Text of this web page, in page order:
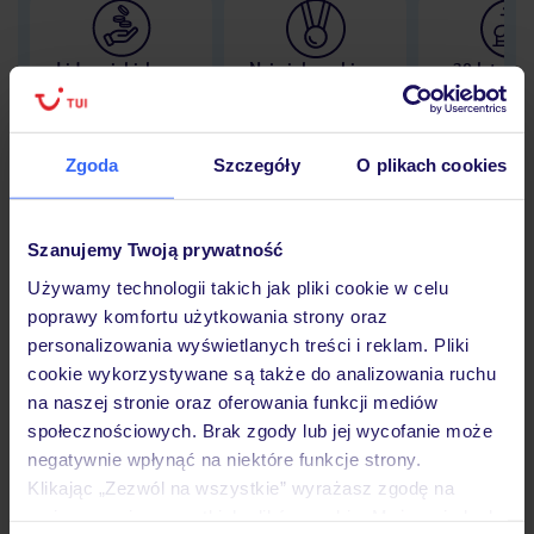
Zgoda Szczegóły O plikach cookies
Szanujemy Twoją prywatność
Używamy technologii takich jak pliki cookie w celu
poprawy komfortu użytkowania strony oraz
personalizowania wyświetlanych treści i reklam. Pliki
cookie wykorzystywane są także do analizowania ruchu
na naszej stronie oraz oferowania funkcji mediów
społecznościowych. Brak zgody lub jej wycofanie może
negatywnie wpłynąć na niektóre funkcje strony.
Klikając „Zezwól na wszystkie” wyrażasz zgodę na
Lider niskich cen
Największe biuro
30 lat w
Hotel
Pokoje
Wyżywienie